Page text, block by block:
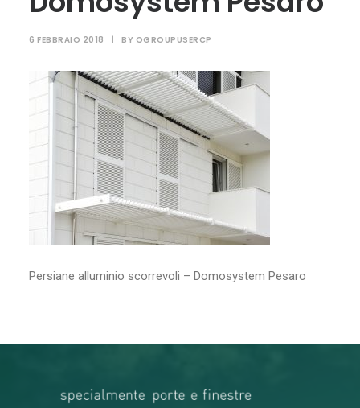
RICERCA
6 FEBBRAIO 2018 | BY QGROUPUSERCP
Persiane alluminio scorrevoli – Domosystem Pesaro